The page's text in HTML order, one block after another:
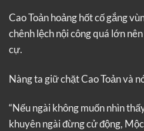
Cao Toản hoảng hốt cố gắng
chênh lệch nội công quá lớn
cự.
Nàng ta giữ chặt Cao Toản và
“Nếu ngài không muốn nhìn
khuyên ngài đừng cử động,